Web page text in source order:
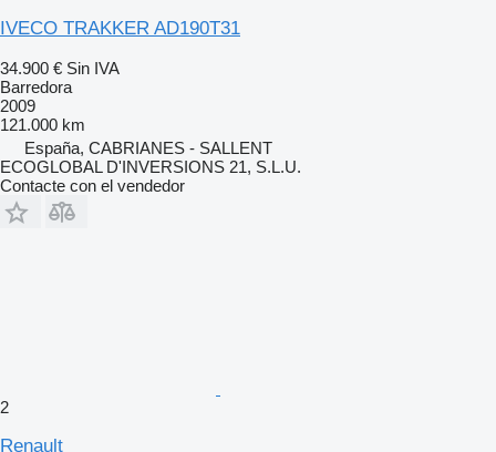
IVECO TRAKKER AD190T31
34.900 € Sin IVA
Barredora
2009
121.000 km
España, CABRIANES - SALLENT
ECOGLOBAL D'INVERSIONS 21, S.L.U.
Contacte con el vendedor
2
Renault